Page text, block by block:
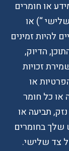
או חומרים
“) או
להיות זמינים
הדיוק,
זכויות
או
כל חומר
תביעה או
שלך בחומרים
צד שלישי.